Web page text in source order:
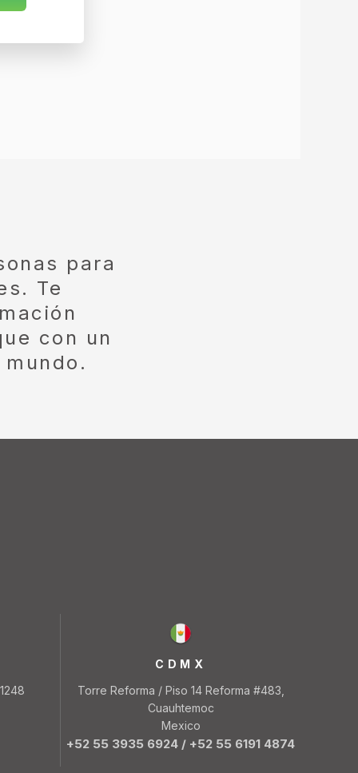
para
Te
con un
CDMX
Torre Reforma / Piso 14 Reforma #483,
Cuauhtemoc
Mexico
+52 55 3935 6924 / +52 55 6191 4874